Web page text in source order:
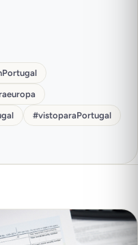
#vistoparaPortugal